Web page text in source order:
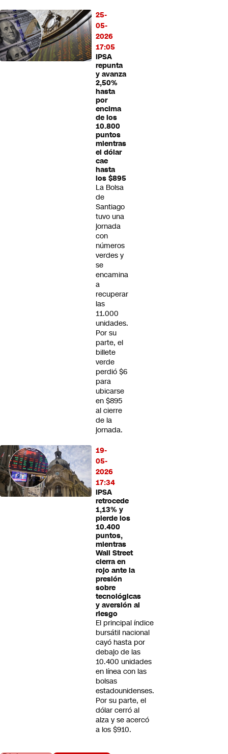
25-
05-
2026
17:05
IPSA
repunta
y avanza
2,50%
hasta
por
encima
de los
10.800
puntos
mientras
el dólar
cae
hasta
los $895
La Bolsa
de
Santiago
tuvo una
jornada
con
números
verdes y
se
encamina
a
recuperar
las
11.000
unidades.
Por su
parte, el
billete
verde
perdió $6
para
ubicarse
en $895
al cierre
de la
jornada.
19-
05-
2026
17:34
IPSA
retrocede
1,13% y
pierde los
10.400
puntos,
mientras
Wall Street
cierra en
rojo ante la
presión
sobre
tecnológicas
y aversión al
riesgo
El principal índice
bursátil nacional
cayó hasta por
debajo de las
10.400 unidades
en línea con las
bolsas
estadounidenses.
Por su parte, el
dólar cerró al
alza y se acercó
a los $910.